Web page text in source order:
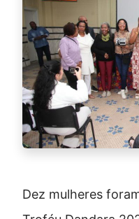
Dez mulheres